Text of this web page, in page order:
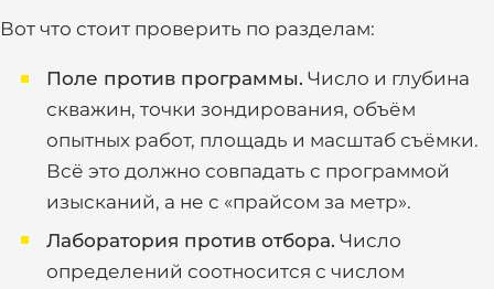
Вот что стоит проверить по разделам:
Поле против программы. Число и глубина
скважин, точки зондирования, объём
опытных работ, площадь и масштаб съёмки.
Всё это должно совпадать с программой
изысканий, а не с «прайсом за метр».
Лаборатория против отбора. Число
определений соотносится с числом